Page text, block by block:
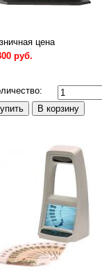
цена
руб.